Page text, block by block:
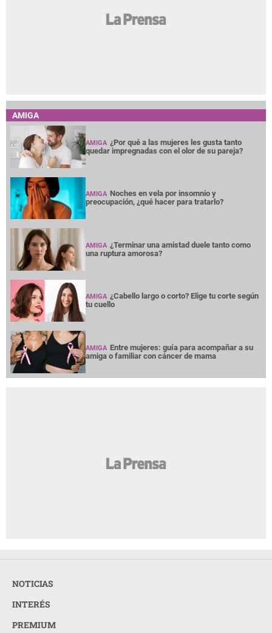
AMIGA
AMIGA ¿Por qué a las mujeres les gusta tanto
quedar impregnadas con el olor de su pareja?
AMIGA Noches en vela por insomnio y
preocupación, ¿qué hacer para tratarlo?
AMIGA ¿Terminar una amistad duele tanto como
una ruptura amorosa?
AMIGA ¿Cabello largo o corto? Elige tu corte según
tu cuello
AMIGA Entre mujeres: guía para acompañar a su
amiga o familiar con cáncer de mama
NOTICIAS
INTERÉS
PREMIUM